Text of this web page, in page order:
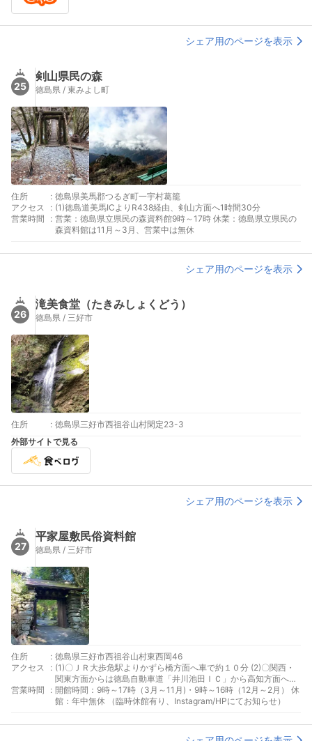
シェア用のページを表示
25
剣山県民の森
徳島県 / 東みよし町
住所 : 徳島県美馬郡つるぎ町一宇村葛籠
アクセス
: (1)徳島道美馬ICよりR438経由、剣山方面へ1時間30分
営業時間
: 営業：徳島県立県民の森資料館9時～17時 休業：徳島県立県民の
森資料館は11月～3月、営業中は無休
シェア用のページを表示
26
滝美食堂（たきみしょくどう）
徳島県 / 三好市
住所 : 徳島県三好市西祖谷山村閑定23-3
外部サイトで見る
シェア用のページを表示
27
平家屋敷民俗資料館
徳島県 / 三好市
住所 : 徳島県三好市西祖谷山村東西岡46
アクセス
: (1)〇ＪＲ大歩危駅よりかずら橋方面へ車で約１０分 (2)〇関西・
関東方面からは徳島自動車道「井川池田ＩＣ」から高知方面へ車
で約４０分 (3)〇高知方面からは高知自動車道「大豊ＩＣ」から
車で約３０分
営業時間 : 開館時間：9時～17時（3月～11月)・9時～16時（12月～2月） 休
館：年中無休 （臨時休館有り、Instagram/HPにてお知らせ）